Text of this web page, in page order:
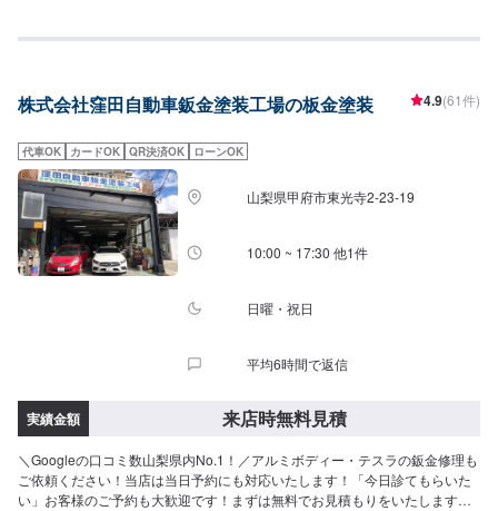
株式会社窪田自動車鈑金塗装工場の板金塗装 4.9(61件)
代車OK カードOK QR決済OK ローンOK
山梨県甲府市東光寺2-23-19
10:00 ~ 17:30 他1件
日曜・祝日
平均6時間で返信
実績金額 来店時無料見積
＼Googleの口コミ数山梨県内No.1！／アルミボディー・テスラの鈑金修理も
ご依頼ください！当店は当日予約にも対応いたします！「今日診てもらいた
い」お客様のご予約も大歓迎です！まずは無料でお見積もりをいたします！